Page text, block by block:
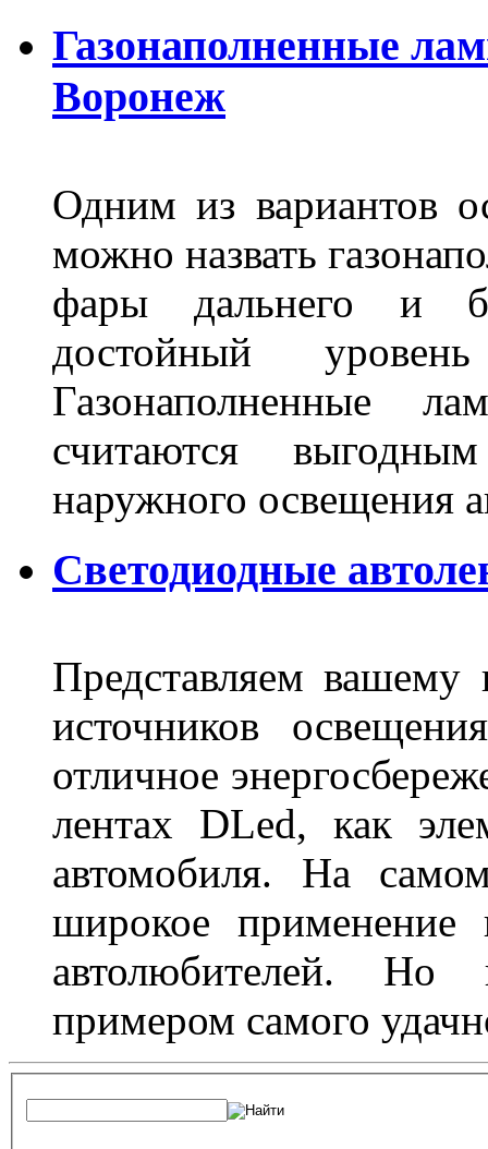
Газонаполненные
Воронеж
Одним из вариантов
можно назвать
фары дальнего и
достойный
Газонаполненные
считаются
наружного освещения
Светодиодные
Представляем
источников
отличное
лентах DLed, как
автомобиля. На
широкое
автолюбителей. Но
примером самого